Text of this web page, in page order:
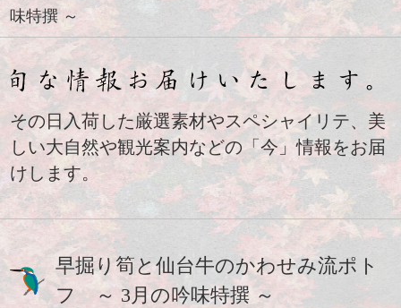
味特撰 ～
その日入荷した厳選素材やスペシャイリテ、美
しい大自然や観光案内などの「今」情報をお届
けします。
早掘り筍と仙台牛のかわせみ流ポト
フ ～ 3月の吟味特撰 ～